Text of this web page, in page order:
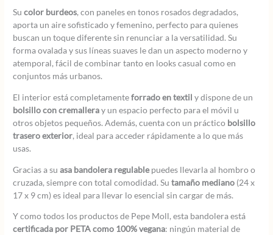
Sucolor burdeos, con paneles en tonos rosados degradados,
aporta un aire sofisticado y femenino, perfecto para quienes
buscan un toque diferente sin renunciar a la versatilidad. Su
forma ovalada y sus líneas suaves le dan un aspecto moderno y
atemporal, fácil de combinar tanto en looks casual como en
conjuntos más urbanos.
El interior está completamenteforrado en textil y dispone de un
bolsillo con cremalleray un espacio perfecto para el móvil u
otros objetos pequeños. Además, cuenta con un práctico bolsillo
trasero exterior, ideal para acceder rápidamente a lo que más
usas.
Gracias a suasa bandolera regulablepuedes llevarla al hombro o
cruzada, siempre con total comodidad. Sutamaño mediano (24 x
17 x 9 cm) es ideal para llevar lo esencial sin cargar de más.
Y como todos los productos de Pepe Moll, esta bandolera está
certificada por PETA como 100% vegana: ningún material de